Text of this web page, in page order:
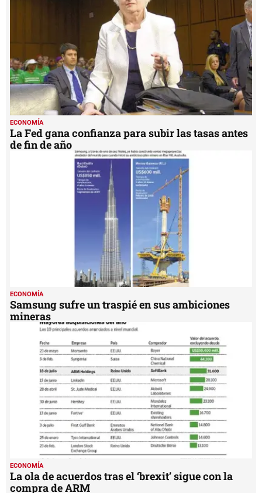
ECONOMÍA
La Fed gana confianza para subir las tasas antes
de fin de año
ECONOMÍA
Samsung sufre un traspié en sus ambiciones
mineras
ECONOMÍA
La ola de acuerdos tras el ‘brexit’ sigue con la
compra de ARM